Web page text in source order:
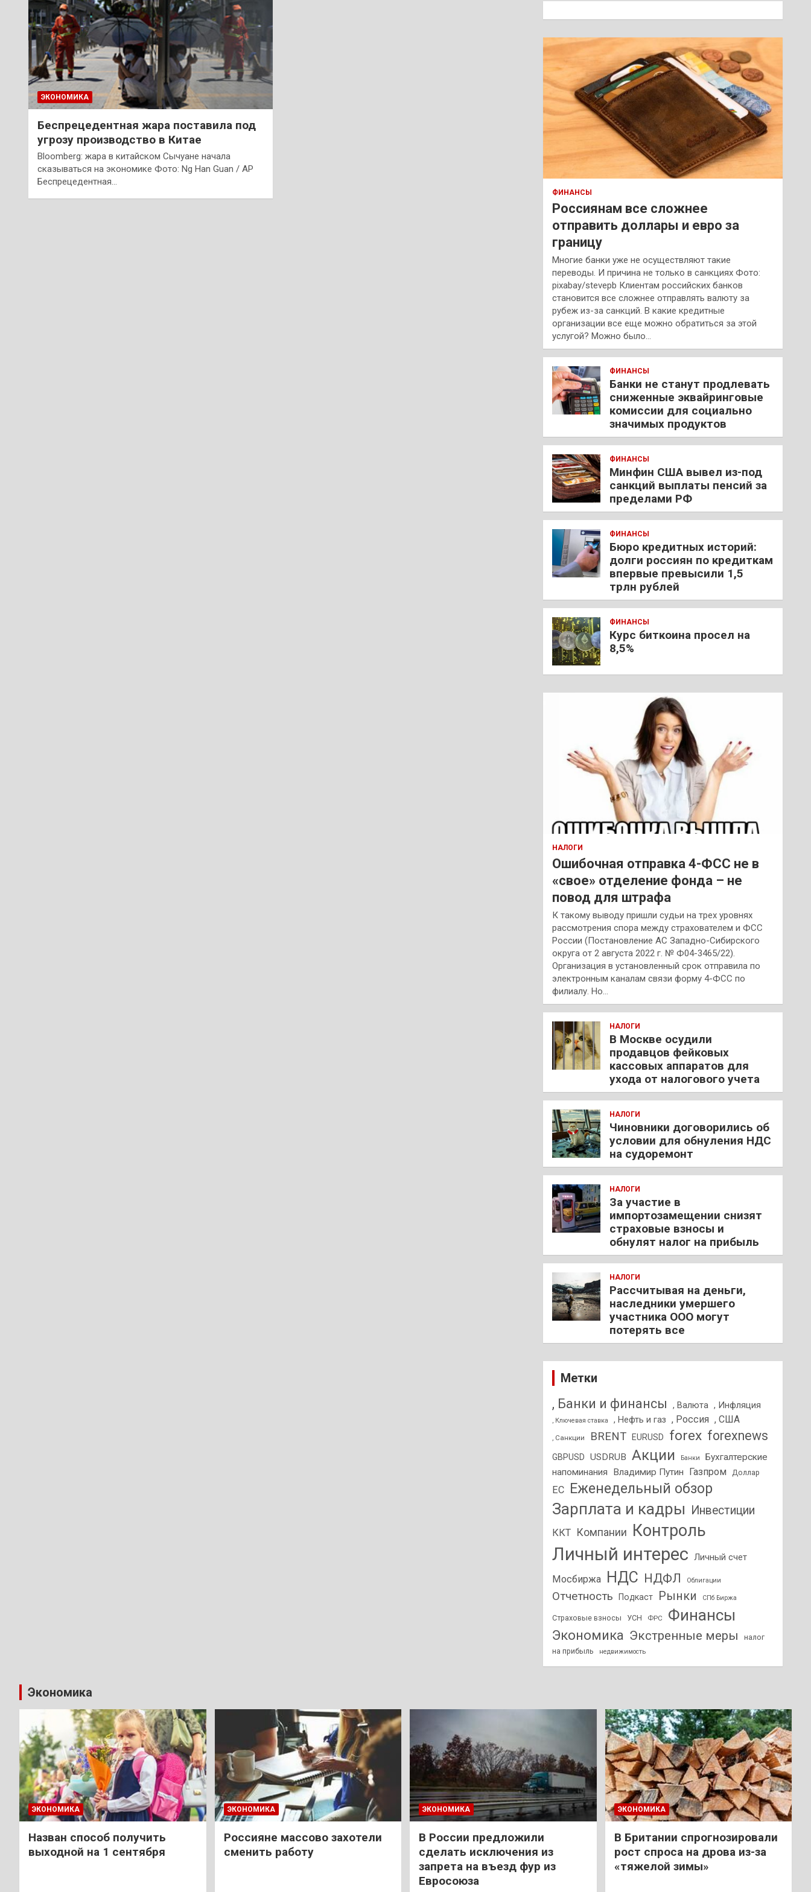
ЭКОНОМИКА
Беспрецедентная жара поставила под
угрозу производство в Китае
Bloomberg: жара в китайском Сычуане начала
сказываться на экономике Фото: Ng Han Guan / AP
Беспрецедентная…
к
ФИНАНСЫ
Россиянам все сложнее
отправить доллары и евро за
границу
Многие банки уже не осуществляют такие
переводы. И причина не только в санкциях Фото:
pixabay/stevepb Клиентам российских банков
становится все сложнее отправлять валюту за
рубеж из-за санкций. В какие кредитные
организации все еще можно обратиться за этой
услугой? Можно было…
ФИНАНСЫ
Банки не станут продлевать
сниженные эквайринговые
комиссии для социально
значимых продуктов
ФИНАНСЫ
Минфин США вывел из-под
санкций выплаты пенсий за
пределами РФ
ФИНАНСЫ
Бюро кредитных историй:
долги россиян по кредиткам
впервые превысили 1,5
трлн рублей
ФИНАНСЫ
Курс биткоина просел на
8,5%
НАЛОГИ
Ошибочная отправка 4-ФСС не в
«свое» отделение фонда – не
повод для штрафа
К такому выводу пришли судьи на трех уровнях
рассмотрения спора между страхователем и ФСС
России (Постановление АС Западно-Сибирского
округа от 2 августа 2022 г. № Ф04-3465/22).
Организация в установленный срок отправила по
электронным каналам связи форму 4-ФСС по
филиалу. Но…
НАЛОГИ
В Москве осудили
продавцов фейковых
кассовых аппаратов для
ухода от налогового учета
НАЛОГИ
Чиновники договорились об
условии для обнуления НДС
на судоремонт
НАЛОГИ
За участие в
импортозамещении снизят
страховые взносы и
обнулят налог на прибыль
НАЛОГИ
Рассчитывая на деньги,
наследники умершего
участника ООО могут
потерять все
Метки
, Банки и финансы , Валюта , Инфляция
, Ключевая ставка , Нефть и газ , Россия , США
, Санкции BRENT EURUSD forex forexnews
GBPUSD USDRUB Акции Банки
Бухгалтерские
напоминания
Владимир Путин Газпром Доллар
ЕС Еженедельный обзор
Зарплата и кадры Инвестиции
ККТ Компании Контроль
Личный интерес Личный счет
Мосбиржа НДС НДФЛ Облигации
Отчетность Подкаст Рынки СПб Биржа
Страховые взносы УСН ФРС Финансы
Экономика Экстренные меры
налог
на прибыль
недвижимость
Экономика
ЭКОНОМИКА
Назван способ получить
выходной на 1 сентября
ЭКОНОМИКА
Россияне массово захотели
сменить работу
ЭКОНОМИКА
В России предложили
сделать исключения из
запрета на въезд фур из
Евросоюза
ЭКОНОМИКА
В Британии спрогнозировали
рост спроса на дрова из-за
«тяжелой зимы»